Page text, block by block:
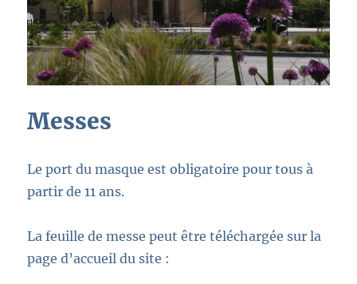
Messes
Le port du masque est obligatoire pour tous à
partir de 11 ans.
La feuille de messe peut être téléchargée sur la
page d’accueil du site :